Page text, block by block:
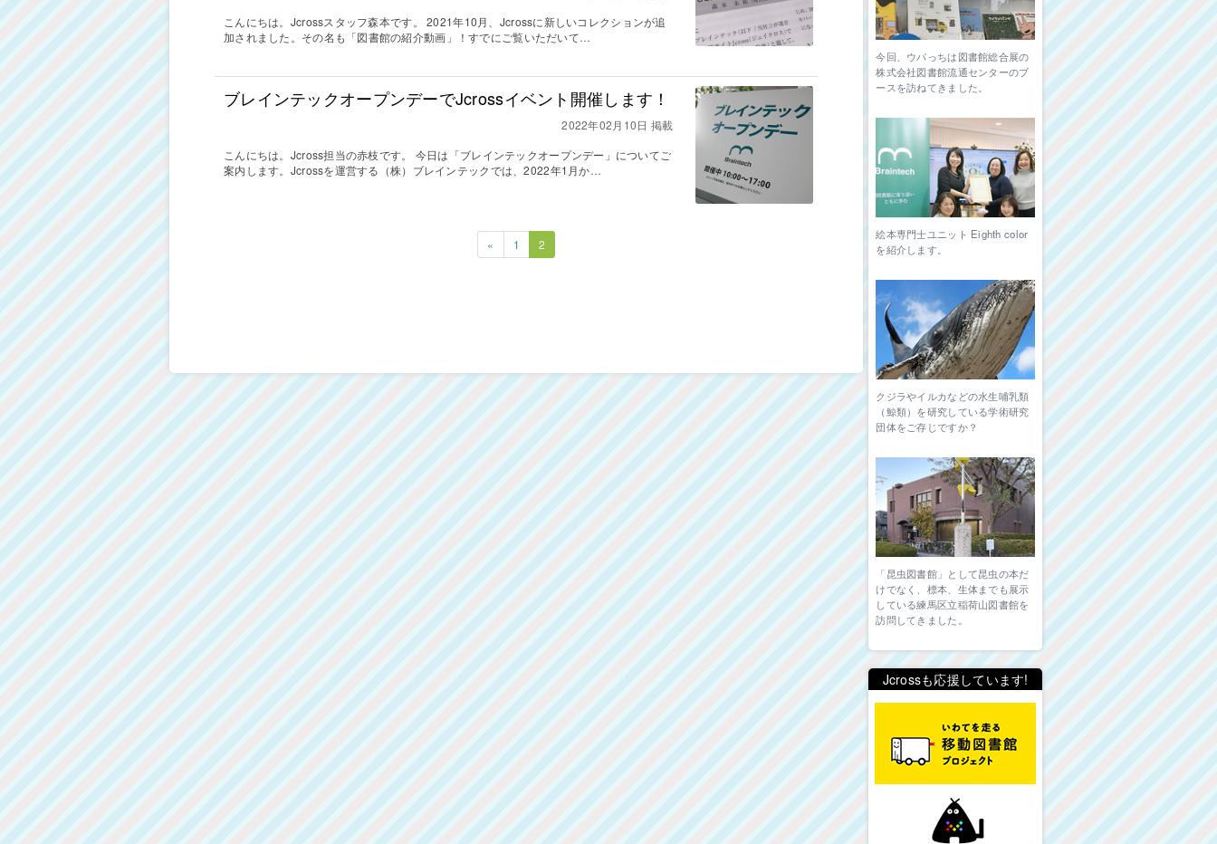
こんにちは。Jcrossスタッフ森本です。 2021年10月、Jcrossに新しいコレクションが追
加されました。その名も「図書館の紹介動画」！すでにご覧いただいて…
ブレインテックオープンデーでJcrossイベント開催します！
2022年02月10日 掲載
こんにちは。Jcross担当の赤枝です。 今日は「ブレインテックオープンデー」についてご
案内します。Jcrossを運営する（株）ブレインテックでは、2022年1月か…
« 1 2
今回、ウパっちは図書館総合展の
株式会社図書館流通センターのブ
ースを訪ねてきました。
絵本専門士ユニット Eighth color
を紹介します。
クジラやイルカなどの水生哺乳類
（鯨類）を研究している学術研究
団体をご存じですか？
「昆虫図書館」として昆虫の本だ
けでなく、標本、生体までも展示
している練馬区立稲荷山図書館を
訪問してきました。
Jcrossも応援しています!